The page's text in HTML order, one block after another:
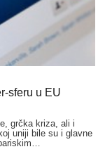
sferu u EU
grčka kriza, ali i
uniji bile su i glavne